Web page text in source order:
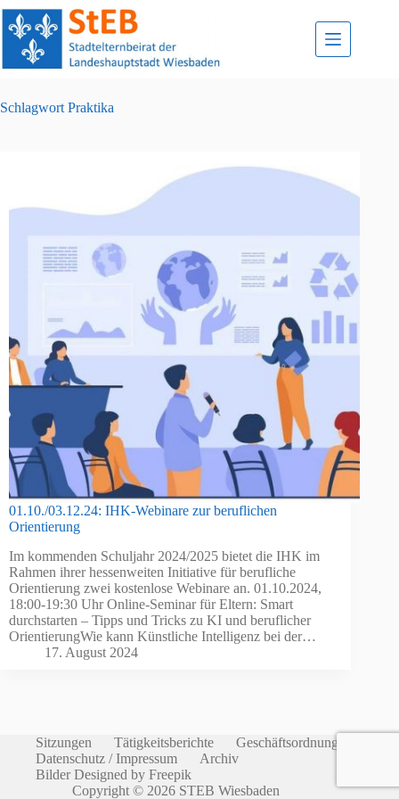
Zum
Inhalt
springen
Schlagwort Praktika
01.10./03.12.24: IHK-Webinare zur beruflichen
Orientierung
Im kommenden Schuljahr 2024/2025 bietet die IHK im
Rahmen ihrer hessenweiten Initiative für berufliche
Orientierung zwei kostenlose Webinare an. 01.10.2024,
18:00-19:30 Uhr Online-Seminar für Eltern: Smart
durchstarten – Tipps und Tricks zu KI und beruflicher
OrientierungWie kann Künstliche Intelligenz bei der…
17. August 2024
Sitzungen Tätigkeitsberichte
Geschäftsordnung
Datenschutz / Impressum
Archiv
Bilder Designed by Freepik
Copyright © 2026 STEB Wiesbaden